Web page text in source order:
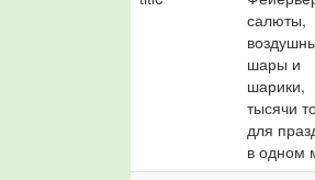
салюты,
шары и
шарики,
тысячи
для
в одном